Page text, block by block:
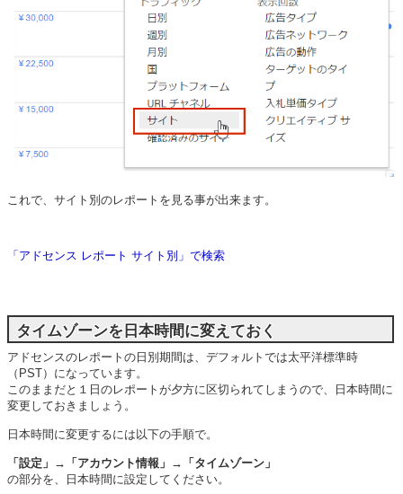
これで、サイト別のレポートを見る事が出来ます。
「アドセンス レポート サイト別」で検索
タイムゾーンを日本時間に変えておく
アドセンスのレポートの日別期間は、デフォルトでは太平洋標準時
（PST）になっています。
このままだと１日のレポートが夕方に区切られてしまうので、日本時間に
変更しておきましょう。
日本時間に変更するには以下の手順で。
「設定」→「アカウント情報」→「タイムゾーン」
の部分を、日本時間に設定してください。